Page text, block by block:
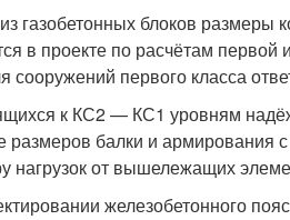
газобетонных блоков размеры
в проекте по расчётам первой
сооружений первого класса
к КС2 — КС1 уровням
размеров балки и
нагрузок от вышележащих
железобетонного